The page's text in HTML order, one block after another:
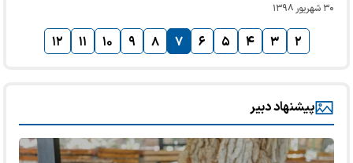
۳۰ شهریور ۱۳۹۸
۲ ۳ ۴ ۵ ۶ ۷ ۸ ۹ ۱۰ ۱۱ ۱۲
پیشنهاد دبیر